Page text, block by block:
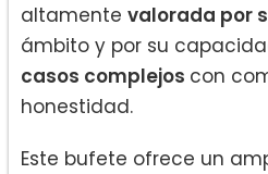
altamente valorada por
ámbito y por su
casos complejos con
honestidad.
Este bufete ofrece un